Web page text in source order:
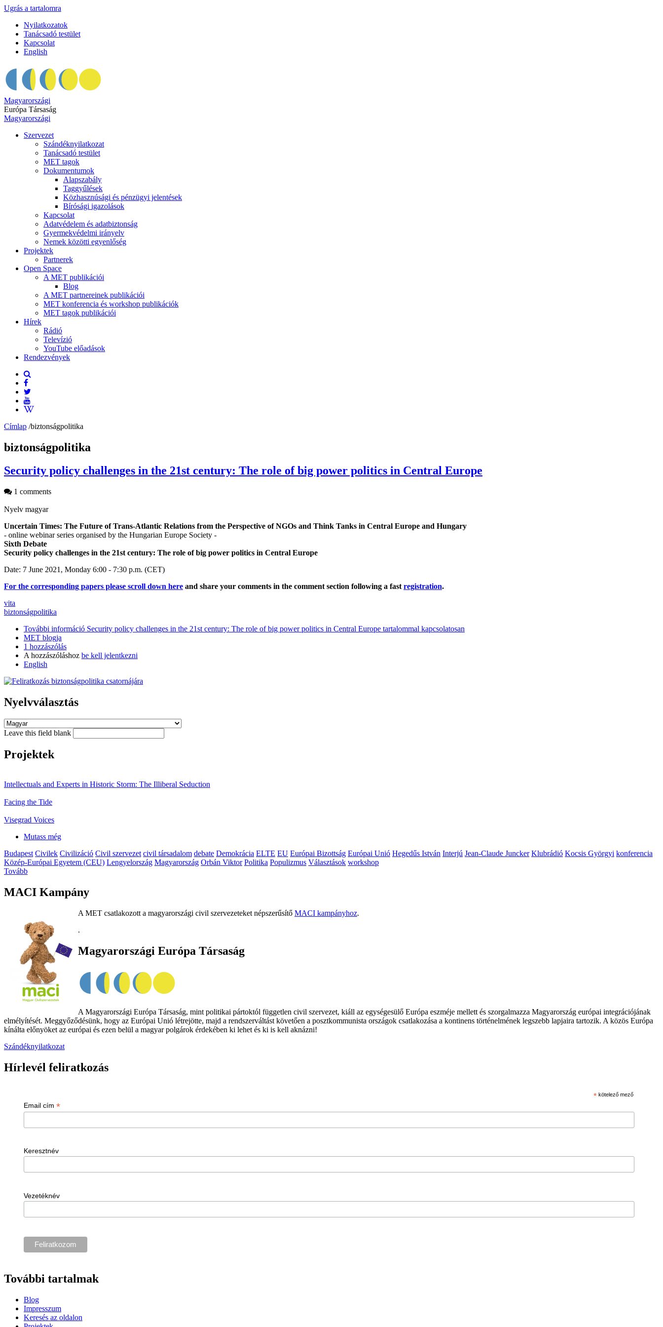
Ugrás a tartalomra
Nyilatkozatok
Tanácsadó testület
Kapcsolat
English
Magyarországi
Európa Társaság
Magyarországi
Szervezet
Szándéknyilatkozat
Tanácsadó testület
MET tagok
Dokumentumok
Alapszabály
Taggyűlések
Közhasznúsági és pénzügyi jelentések
Bírósági igazolások
Kapcsolat
Adatvédelem és adatbiztonság
Gyermekvédelmi irányelv
Nemek közötti egyenlőség
Projektek
Partnerek
Open Space
A MET publikációi
Blog
A MET partnereinek publikációi
MET konferencia és workshop publikációk
MET tagok publikációi
Hírek
Rádió
Televízió
YouTube előadások
Rendezvények
Címlap /biztonságpolitika
biztonságpolitika
Security policy challenges in the 21st century: The role of big power politics in Central Europe
1 comments
Nyelv magyar
Uncertain Times: The Future of Trans-Atlantic Relations from the Perspective of NGOs and Think Tanks in Central Europe and Hungary
- online webinar series organised by the Hungarian Europe Society -
Sixth Debate
Security policy challenges in the 21st century: The role of big power politics in Central Europe
Date: 7 June 2021, Monday 6:00 - 7:30 p.m. (CET)
For the corresponding papers please scroll down here and share your comments in the comment section following a fast registration.
vita
biztonságpolitika
További információ Security policy challenges in the 21st century: The role of big power politics in Central Europe tartalommal kapcsolatosan
MET blogja
1 hozzászólás
A hozzászóláshoz be kell jelentkezni
English
Nyelvválasztás
Leave this field blank
Projektek
Intellectuals and Experts in Historic Storm: The Illiberal Seduction
Facing the Tide
Visegrad Voices
Mutass még
Budapest Civilek Civilizáció Civil szervezet civil társadalom debate Demokrácia ELTE EU Európai Bizottság Európai Unió Hegedűs István Interjú Jean-Claude Juncker Klubrádió Kocsis Györgyi konferencia
Közép-Európai Egyetem (CEU) Lengyelország Magyarország Orbán Viktor Politika Populizmus Választások workshop
Tovább
MACI Kampány
A MET csatlakozott a magyarországi civil szervezeteket népszerűsítő MACI kampányhoz.
.
Magyarországi Európa Társaság
A Magyarországi Európa Társaság, mint politikai pártoktól független civil szervezet, kiáll az egységesülő Európa eszméje mellett és szorgalmazza Magyarország európai integrációjának
elmélyítését. Meggyőződésünk, hogy az Európai Unió létrejötte, majd a rendszerváltást követően a posztkommunista országok csatlakozása a kontinens történelmének legszebb lapjaira tartozik. A közös Európa
kínálta előnyöket az európai és ezen belül a magyar polgárok érdekében ki lehet és ki is kell aknázni!
Szándéknyilatkozat
Hírlevél feliratkozás
* kötelező mező
Email cím *
Keresztnév
Vezetéknév
További tartalmak
Blog
Impresszum
Keresés az oldalon